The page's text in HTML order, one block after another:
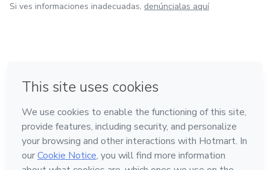
Si ves informaciones inadecuadas, denúncialas aquí
Hecho con ❤ en Belo Horizonte